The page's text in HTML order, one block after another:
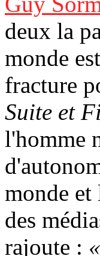
deux la
monde
fracture
Suite et
l'homme
monde
des
rajoute :